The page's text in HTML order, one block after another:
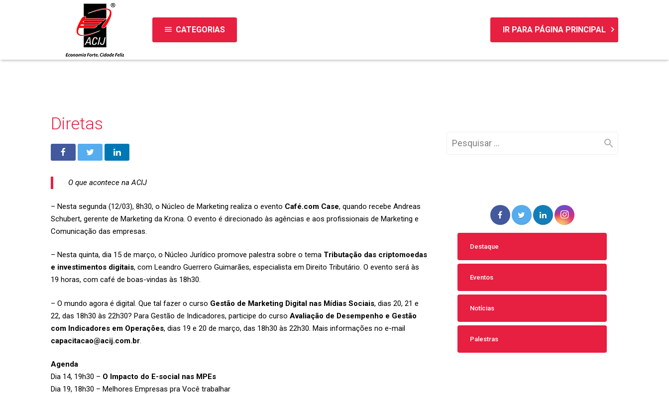
menu CATEGORIAS IR PARA PÁGINA PRINCIPAL keyboard_arrow_right
Diretas
O que acontece na ACIJ
– Nesta segunda (12/03), 8h30, o Núcleo de Marketing realiza o evento Café.com Case, quando recebe Andreas
Schubert, gerente de Marketing da Krona. O evento é direcionado às agências e aos profissionais de Marketing e
Comunicação das empresas.
– Nesta quinta, dia 15 de março, o Núcleo Jurídico promove palestra sobre o tema Tributação das criptomoedas
e investimentos digitais, com Leandro Guerrero Guimarães, especialista em Direito Tributário. O evento será às
19 horas, com café de boas-vindas às 18h30.
– O mundo agora é digital. Que tal fazer o curso Gestão de Marketing Digital nas Mídias Sociais, dias 20, 21 e
22, das 18h30 às 22h30? Para Gestão de Indicadores, participe do curso Avaliação de Desempenho e Gestão
com Indicadores em Operações, dias 19 e 20 de março, das 18h30 às 22h30. Mais informações no e-mail
capacitacao@acij.com.br
Agenda
Dia 14, 19h30 – O Impacto do E-social nas MPEs
Dia 19, 18h30 – Melhores Empresas pra Você trabalhar
Destaque
Eventos
Notícias
Palestras